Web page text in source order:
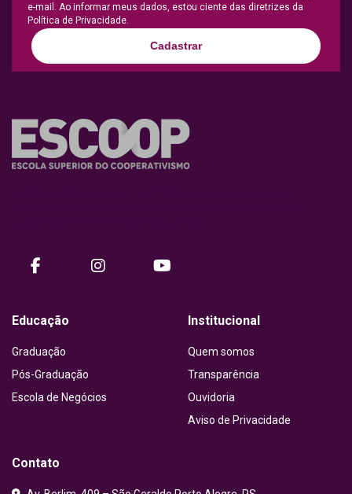
e-mail. Ao informar meus dados, estou ciente das diretrizes da
Política de Privacidade.
Cadastrar
facebookinstagram
Educação
Graduação
Pós-Graduação
Escola de Negócios
Institucional
Quem somos
Transparência
Ouvidoria
Aviso de Privacidade
Contato